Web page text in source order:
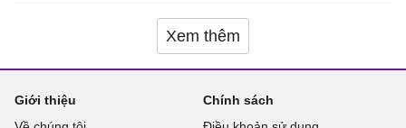
Xem thêm
Giới thiệu
Chính sách